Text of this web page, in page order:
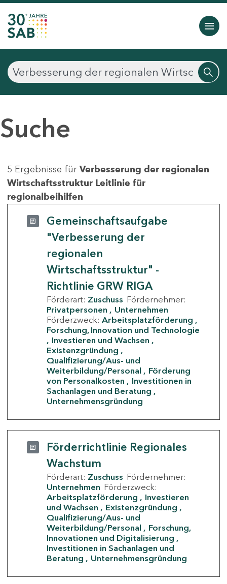
Suche
5 Ergebnisse für Verbesserung der regionalen
Wirtschaftsstruktur Leitlinie für
regionalbeihilfen
Gemeinschaftsaufgabe
"Verbesserung der
regionalen
Wirtschaftsstruktur" -
Richtlinie GRW RIGA
Förderart: Zuschuss Fördernehmer:
Privatpersonen
Unternehmen
Förderzweck: Arbeitsplatzförderung
Forschung, Innovation und Technologie
Investieren und Wachsen
Existenzgründung
Qualifizierung/Aus- und
Weiterbildung/Personal
Förderung
von Personalkosten
Investitionen in
Sachanlagen und Beratung
Unternehmensgründung
Förderrichtlinie Regionales
Wachstum
Förderart: Zuschuss Fördernehmer:
Unternehmen Förderzweck:
Arbeitsplatzförderung
Investieren
und Wachsen
Existenzgründung
Qualifizierung/Aus- und
Weiterbildung/Personal
Forschung,
Innovationen und Digitalisierung
Investitionen in Sachanlagen und
Beratung
Unternehmensgründung